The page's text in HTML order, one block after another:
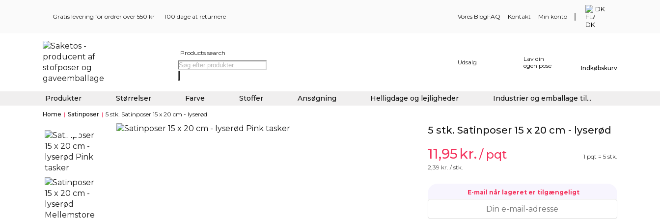
Gratis levering for ordrer over 550 kr 100 dage at returnere Vores BlogFAQ Kontakt Min konto
DK
Products search
Udsalg
Lav din
egen pose
Indkøbskurv
Produkter Størrelser Farve Stoffer Ansøgning Helligdage og lejligheder Industrier og emballage til...
Home | Satinposer | 5 stk. Satinposer 15 x 20 cm - lyserød
5 stk. Satinposer 15 x 20 cm - lyserød
11,95 kr. / pqt
1 pqt = 5 stk.
2,39 kr. / stk.
E-mail når lageret er tilgængeligt